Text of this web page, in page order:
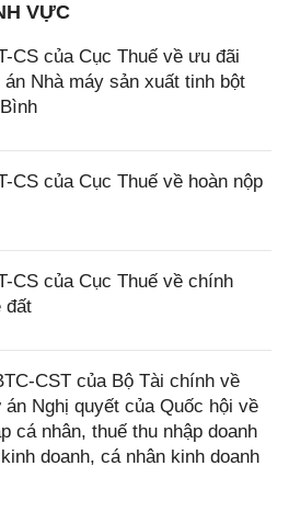
VỰC
CS của Cục Thuế về ưu đãi
Nhà máy sản xuất tinh bột
CS của Cục Thuế về hoàn nộp
CS của Cục Thuế về chính
đất
CST của Bộ Tài chính về
Nghị quyết của Quốc hội về
cá nhân, thuế thu nhập doanh
doanh, cá nhân kinh doanh